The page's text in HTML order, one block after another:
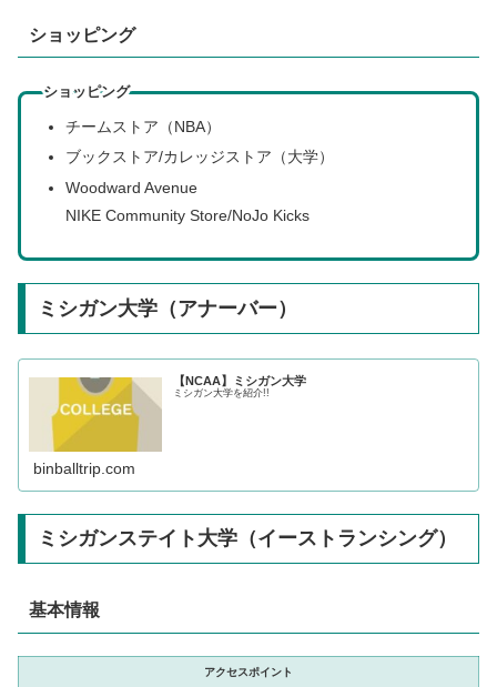
ショッピング
ショッピング
チームストア（NBA）
ブックストア/カレッジストア（大学）
Woodward Avenue
NIKE Community Store/NoJo Kicks
ミシガン大学（アナーバー）
【NCAA】ミシガン大学
ミシガン大学を紹介!!
binballtrip.com
ミシガンステイト大学（イーストランシング）
基本情報
アクセスポイント